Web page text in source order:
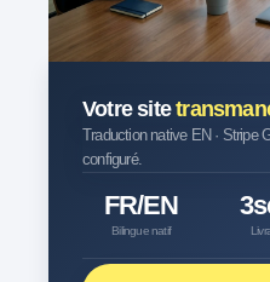
Votre site
Traduction native EN · Stripe
configuré.
FR/EN
Bilingue natif